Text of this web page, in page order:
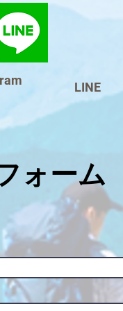
LINE
ォーム